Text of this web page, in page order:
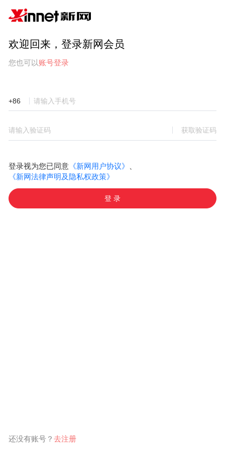
欢迎回来，登录新网会员
您也可以账号登录
+86
获取验证码
登录视为您已同意《新网用户协议》
《新网法律声明及隐私权政策》
登 录
还没有账号？ 去注册